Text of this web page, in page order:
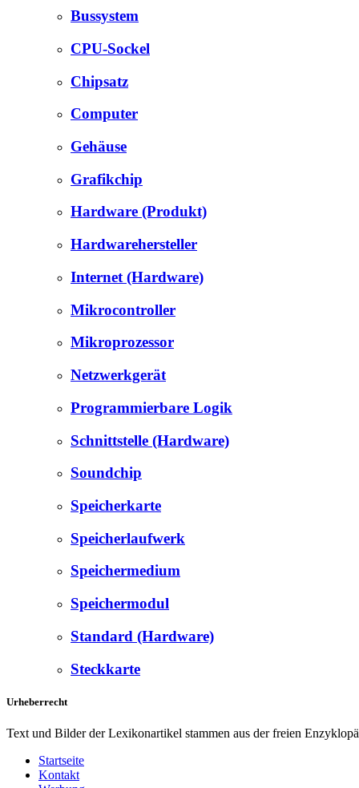
Bussystem
CPU-Sockel
Chipsatz
Computer
Gehäuse
Grafikchip
Hardware (Produkt)
Hardwarehersteller
Internet (Hardware)
Mikrocontroller
Mikroprozessor
Netzwerkgerät
Programmierbare Logik
Schnittstelle (Hardware)
Soundchip
Speicherkarte
Speicherlaufwerk
Speichermedium
Speichermodul
Standard (Hardware)
Steckkarte
Urheberrecht
Text und Bilder der Lexikonartikel stammen aus der freien
Startseite
Kontakt